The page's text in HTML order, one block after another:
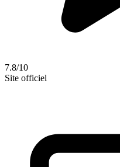
7.8/10
Site officiel